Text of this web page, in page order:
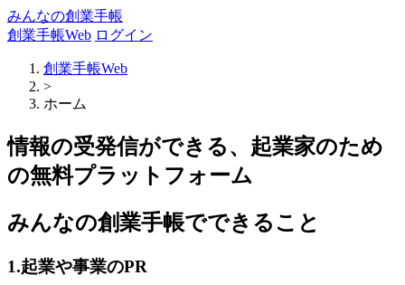
みんなの創業手帳
創業手帳Web ログイン
創業手帳Web
>
ホーム
情報の受発信ができる、起業家のため
の無料プラットフォーム
みんなの創業手帳でできること
1.起業や事業のPR